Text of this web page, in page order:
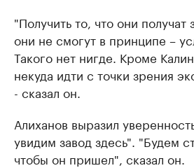
"Получить то, что они получат
они не смогут в принципе –
Такого нет нигде. Кроме
некуда идти с точки зрения
- сказал он.
Алиханов выразил
увидим завод здесь". "Будем
чтобы он пришел", сказал он.